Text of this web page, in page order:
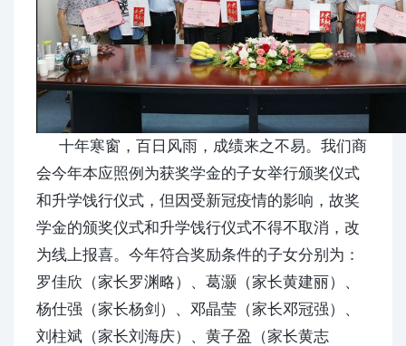
十年寒窗，百日风雨，成绩来之不易。我们商
会今年本应照例为获奖学金的子女举行颁奖仪式
和升学饯行仪式，但因受新冠疫情的影响，故奖
学金的颁奖仪式和升学饯行仪式不得不取消，改
为线上报喜。今年符合奖励条件的子女分别为：
罗佳欣（家长罗渊略）、葛灏（家长黄建丽）、
杨仕强（家长杨剑）、邓晶莹（家长邓冠强）、
刘柱斌（家长刘海庆）、黄子盈（家长黄志